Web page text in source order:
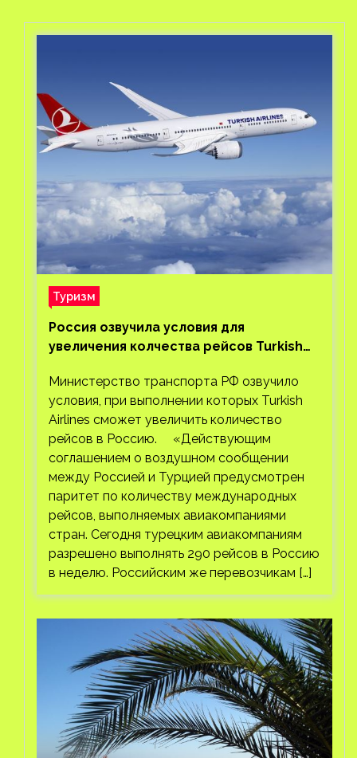
Туризм
Россия озвучила условия для
увеличения колчества рейсов Turkish
Министерство транспорта РФ озвучило
условия, при выполнении которых Turkish
Airlines сможет увеличить количество
рейсов в Россию. «Действующим
соглашением о воздушном сообщении
между Россией и Турцией предусмотрен
паритет по количеству международных
рейсов, выполняемых авиакомпаниями
стран. Сегодня турецким авиакомпаниям
разрешено выполнять 290 рейсов в Россию
в неделю. Российским же перевозчикам […]